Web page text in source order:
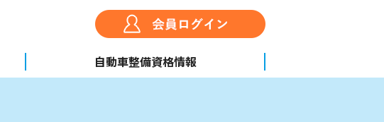
自動車整備資格情報